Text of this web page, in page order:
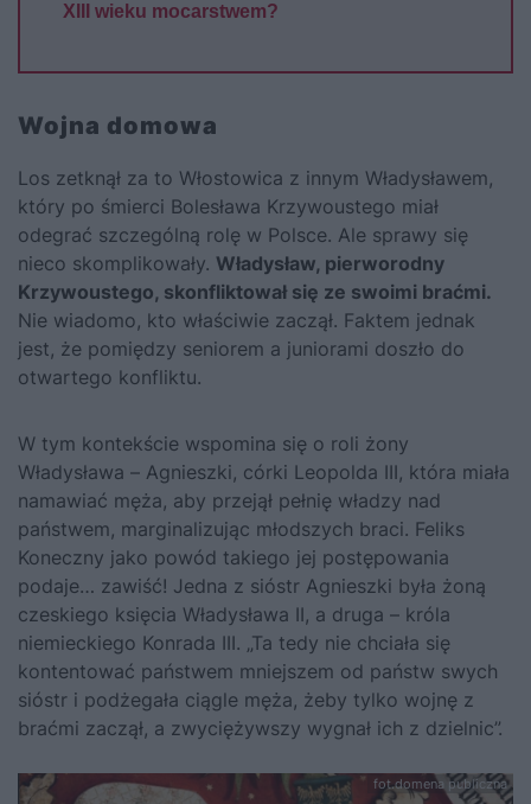
XIII wieku mocarstwem?
Wojna domowa
Los zetknął za to Włostowica z innym Władysławem,
który po śmierci Bolesława Krzywoustego miał
odegrać szczególną rolę w Polsce. Ale sprawy się
nieco skomplikowały. Władysław, pierworodny
Krzywoustego, skonfliktował się ze swoimi braćmi.
Nie wiadomo, kto właściwie zaczął. Faktem jednak
jest, że pomiędzy seniorem a juniorami doszło do
otwartego konfliktu.
W tym kontekście wspomina się o roli żony
Władysława – Agnieszki, córki Leopolda III, która miała
namawiać męża, aby przejął pełnię władzy nad
państwem, marginalizując młodszych braci. Feliks
Koneczny jako powód takiego jej postępowania
podaje… zawiść! Jedna z sióstr Agnieszki była żoną
czeskiego księcia Władysława II, a druga – króla
niemieckiego Konrada III. „Ta tedy nie chciała się
kontentować państwem mniejszem od państw swych
sióstr i podżegała ciągle męża, żeby tylko wojnę z
braćmi zaczął, a zwyciężywszy wygnał ich z dzielnic”.
fot.domena publiczna